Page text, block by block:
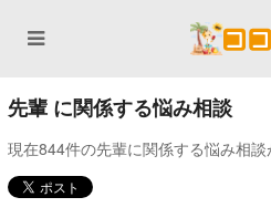
先輩 に関係する悩み相談
現在844件の先輩に関係する悩み相談